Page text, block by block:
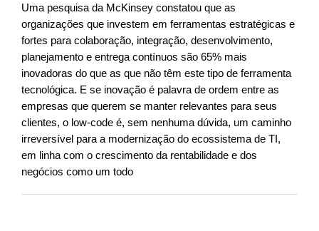
Uma pesquisa da McKinsey constatou que as
organizações que investem em ferramentas estratégicas e
fortes para colaboração, integração, desenvolvimento,
planejamento e entrega contínuos são 65% mais
inovadoras do que as que não têm este tipo de ferramenta
tecnológica. E se inovação é palavra de ordem entre as
empresas que querem se manter relevantes para seus
clientes, o low-code é, sem nenhuma dúvida, um caminho
irreversível para a modernização do ecossistema de TI,
em linha com o crescimento da rentabilidade e dos
negócios como um todo